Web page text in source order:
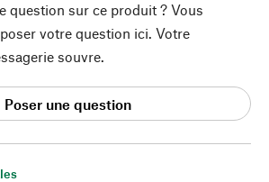
question sur ce produit ? Vous
votre question ici. Votre
souvre.
Poser une question